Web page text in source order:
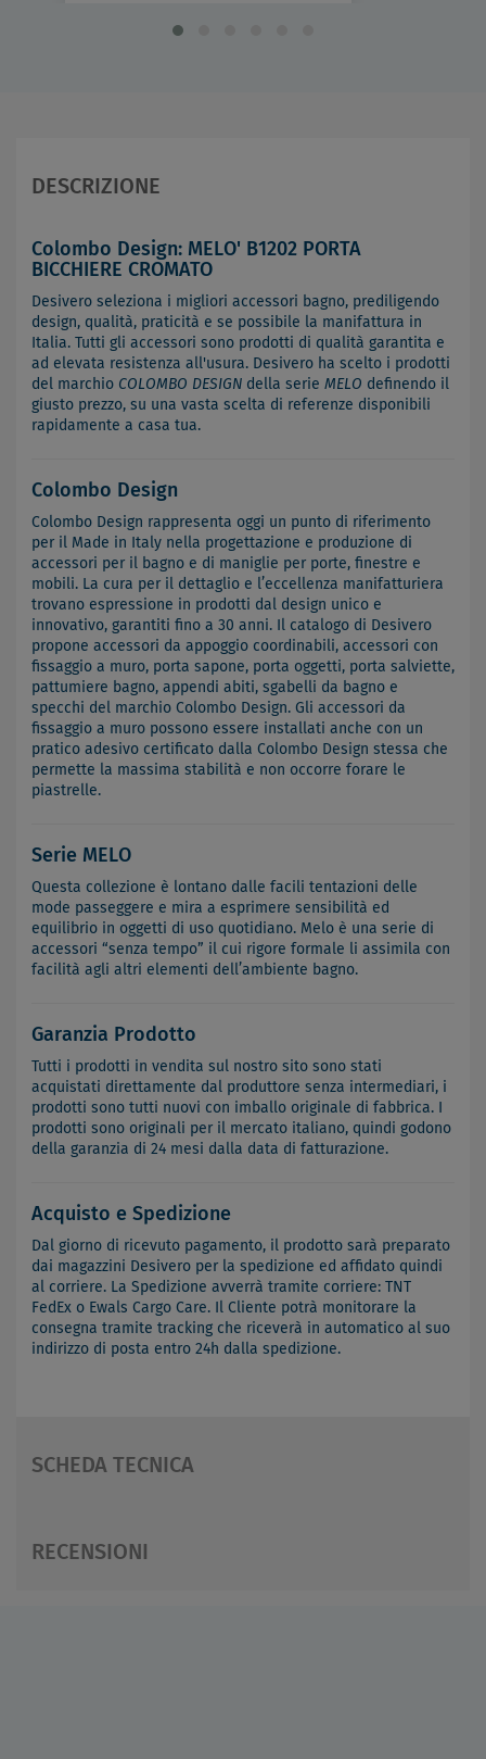
DESCRIZIONE
Colombo Design: MELO' B1202 PORTA
BICCHIERE CROMATO
Desivero seleziona i migliori accessori bagno, prediligendo
design, qualità, praticità e se possibile la manifattura in
Italia. Tutti gli accessori sono prodotti di qualità garantita e
ad elevata resistenza all'usura. Desivero ha scelto i prodotti
del marchio COLOMBO DESIGN della serie MELO definendo il
giusto prezzo, su una vasta scelta di referenze disponibili
rapidamente a casa tua.
Colombo Design
Colombo Design rappresenta oggi un punto di riferimento
per il Made in Italy nella progettazione e produzione di
accessori per il bagno e di maniglie per porte, finestre e
mobili. La cura per il dettaglio e l’eccellenza manifatturiera
trovano espressione in prodotti dal design unico e
innovativo, garantiti fino a 30 anni. Il catalogo di Desivero
propone accessori da appoggio coordinabili, accessori con
fissaggio a muro, porta sapone, porta oggetti, porta salviette,
pattumiere bagno, appendi abiti, sgabelli da bagno e
specchi del marchio Colombo Design. Gli accessori da
fissaggio a muro possono essere installati anche con un
pratico adesivo certificato dalla Colombo Design stessa che
permette la massima stabilità e non occorre forare le
piastrelle.
Serie MELO
Questa collezione è lontano dalle facili tentazioni delle
mode passeggere e mira a esprimere sensibilità ed
equilibrio in oggetti di uso quotidiano. Melo è una serie di
accessori “senza tempo” il cui rigore formale li assimila con
facilità agli altri elementi dell’ambiente bagno.
Garanzia Prodotto
Tutti i prodotti in vendita sul nostro sito sono stati
acquistati direttamente dal produttore senza intermediari, i
prodotti sono tutti nuovi con imballo originale di fabbrica. I
prodotti sono originali per il mercato italiano, quindi godono
della garanzia di 24 mesi dalla data di fatturazione.
Acquisto e Spedizione
Dal giorno di ricevuto pagamento, il prodotto sarà preparato
dai magazzini Desivero per la spedizione ed affidato quindi
al corriere. La Spedizione avverrà tramite corriere: TNT
FedEx o Ewals Cargo Care. Il Cliente potrà monitorare la
consegna tramite tracking che riceverà in automatico al suo
indirizzo di posta entro 24h dalla spedizione.
SCHEDA TECNICA
RECENSIONI